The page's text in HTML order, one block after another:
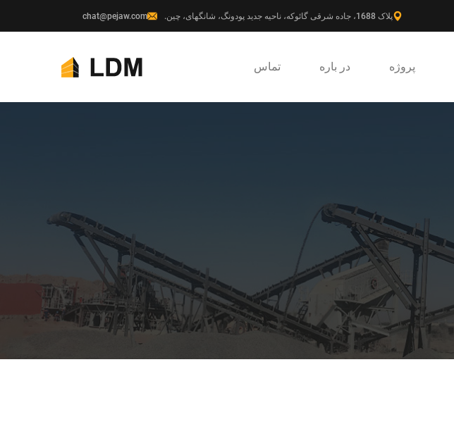
پلاک 1688، جاده شرقی گائوکه، ناحیه جدید پودونگ، شانگهای، چین. chat@pejaw.com
پروژه در باره تماس